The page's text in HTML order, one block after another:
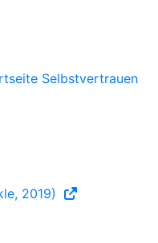
Selbstvertrauen
2019)